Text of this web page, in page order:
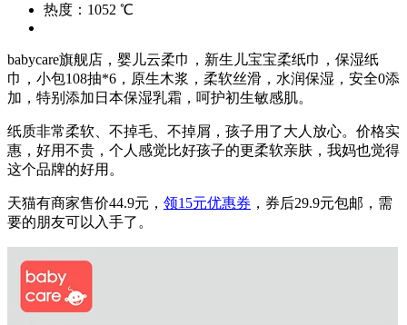
热度：1052 ℃
babycare旗舰店，婴儿云柔巾，新生儿宝宝柔纸巾，保湿纸
巾，小包108抽*6，原生木浆，柔软丝滑，水润保湿，安全0添
加，特别添加日本保湿乳霜，呵护初生敏感肌。
纸质非常柔软、不掉毛、不掉屑，孩子用了大人放心。价格实
惠，好用不贵，个人感觉比好孩子的更柔软亲肤，我妈也觉得
这个品牌的好用。
天猫有商家售价44.9元， 领15元优惠券 ，券后29.9元包邮，需
要的朋友可以入手了。